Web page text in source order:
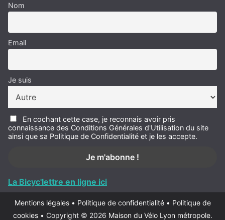
Nom
Email
Je suis
En cochant cette case, je reconnais avoir pris
connaissance des Conditions Générales d'Utilisation du site
ainsi que sa Politique de Confidentialité et je les accepte.
La Bicyc'lettre en ligne ici
Mentions légales • Politique de confidentialité • Politique de
cookies • Copyright © 2026 Maison du Vélo Lyon métropole.